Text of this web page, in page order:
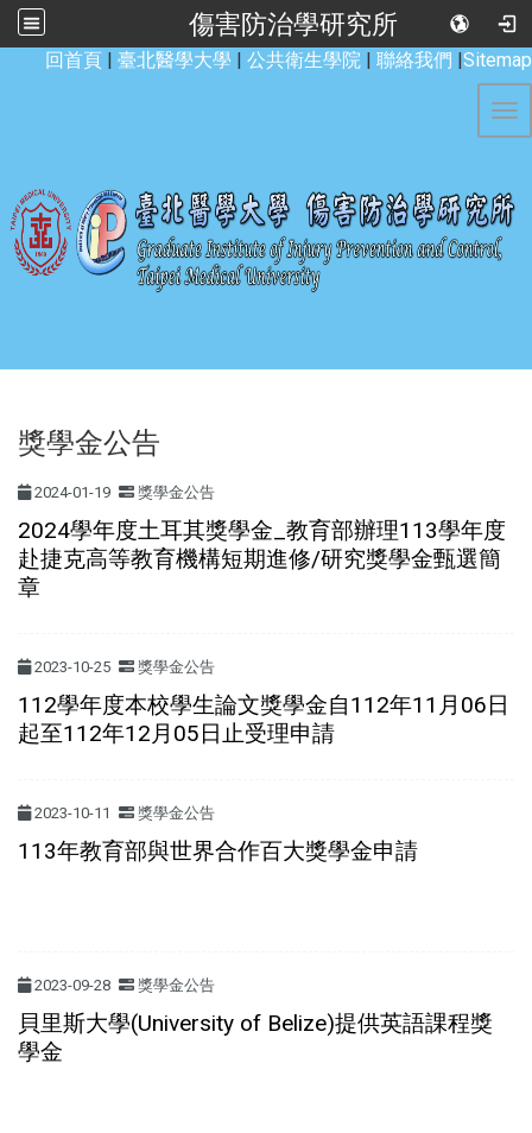
傷害防治學研究所
回首頁 | 臺北醫學大學 | 公共衛生學院 | 聯絡我們 |Sitemap
獎學金公告
2024-01-19 獎學金公告
2024學年度土耳其獎學金_教育部辦理113學年度
赴捷克高等教育機構短期進修/研究獎學金甄選簡
章
2023-10-25 獎學金公告
112學年度本校學生論文獎學金自112年11月06日
起至112年12月05日止受理申請
2023-10-11 獎學金公告
113年教育部與世界合作百大獎學金申請
2023-09-28 獎學金公告
貝里斯大學(University of Belize)提供英語課程獎
學金